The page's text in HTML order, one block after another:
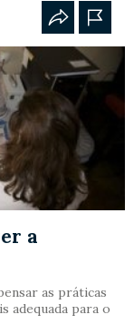
a
as práticas
adequada para o